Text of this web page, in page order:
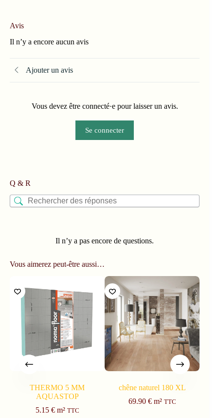
Avis
Il n’y a encore aucun avis
Ajouter un avis
Vous devez être connecté·e pour laisser un avis.
Se connecter
Q & R
Il n’y a pas encore de questions.
Vous aimerez peut-être aussi…
THERMO 5 MM
AQUASTOP
5.15 €m² TTC
chêne naturel 180 XL
69.90 €m² TTC